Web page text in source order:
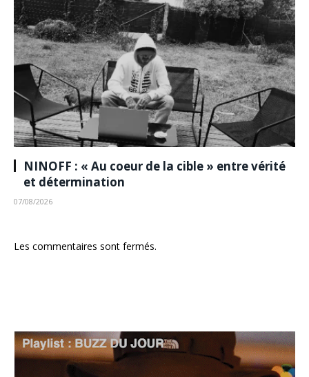
NINOFF : « Au coeur de la cible » entre vérité
et détermination
07/08/2026
Les commentaires sont fermés.